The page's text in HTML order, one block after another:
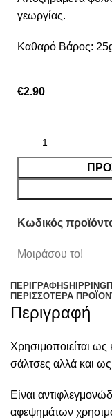
γεωργίας.
Καθαρό Βάρος:
€2.90
Κωδικός
Μοιράσου το!
ΠΕΡΙΓΡΑΦΉSHIPPING
ΠΕΡΙΣΣΌΤΕΡΑ
Περιγραφή
Χρησιμοποιείται ως
σάλτσες αλλά και
Είναι
αφεψημάτων